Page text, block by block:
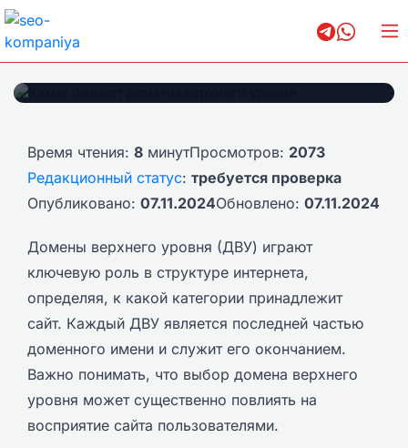
Какие бывают домены верхнего
уровня
Время чтения: 8 минутПросмотров: 2073
Редакционный статус: требуется проверка
Опубликовано: 07.11.2024Обновлено: 07.11.2024
Домены верхнего уровня (ДВУ) играют
ключевую роль в структуре интернета,
определяя, к какой категории принадлежит
сайт. Каждый ДВУ является последней частью
доменного имени и служит его окончанием.
Важно понимать, что выбор домена верхнего
уровня может существенно повлиять на
восприятие сайта пользователями.